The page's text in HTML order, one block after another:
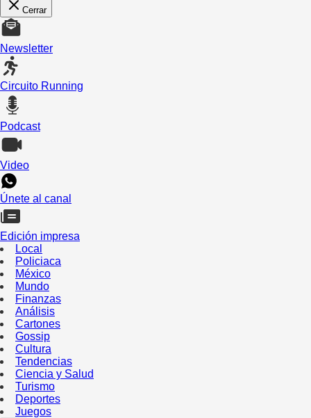
Cerrar
Newsletter
Circuito Running
Podcast
Video
Únete al canal
Edición impresa
Local
Policiaca
México
Mundo
Finanzas
Análisis
Cartones
Gossip
Cultura
Tendencias
Ciencia y Salud
Turismo
Deportes
Juegos